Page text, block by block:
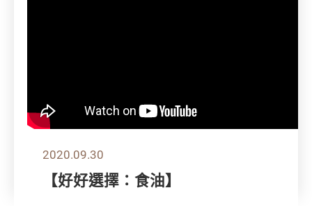
2020.09.30
【好好選擇：食油】